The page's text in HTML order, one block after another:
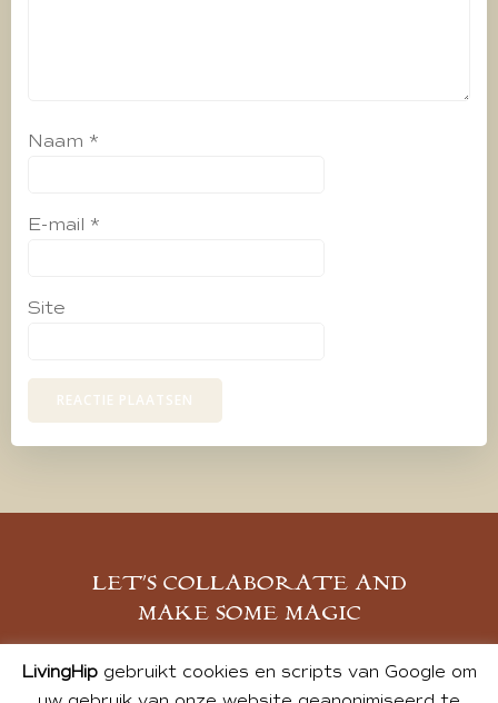
Naam *
E-mail *
Site
LET’S COLLABORATE AND
MAKE SOME MAGIC
MELD JE AAN
LivingHipgebruikt cookies en scripts van Google om